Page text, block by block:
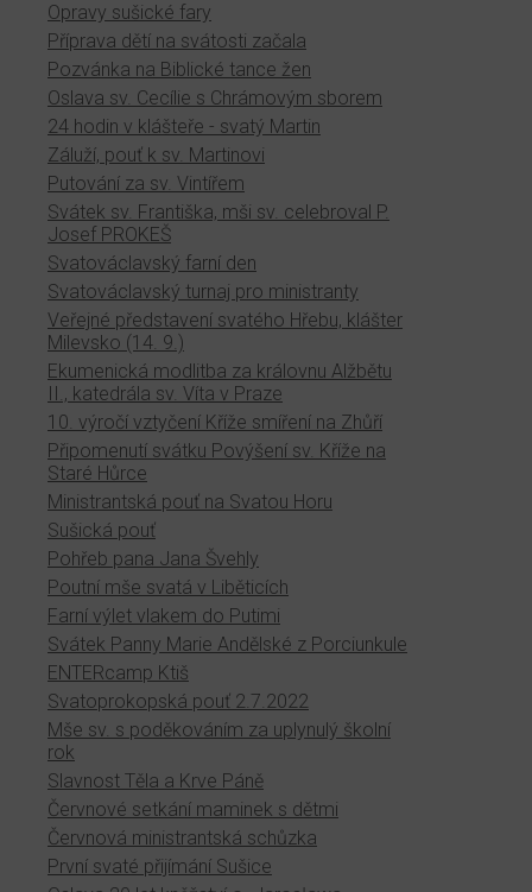
Opravy sušické fary
Příprava dětí na svátosti začala
Pozvánka na Biblické tance žen
Oslava sv. Cecílie s Chrámovým sborem
24 hodin v klášteře - svatý Martin
Záluží, pouť k sv. Martinovi
Putování za sv. Vintířem
Svátek sv. Františka, mši sv. celebroval P.
Josef PROKEŠ
Svatováclavský farní den
Svatováclavský turnaj pro ministranty
Veřejné představení svatého Hřebu, klášter
Milevsko (14. 9.)
Ekumenická modlitba za královnu Alžbětu
II., katedrála sv. Víta v Praze
10. výročí vztyčení Kříže smíření na Zhůří
Připomenutí svátku Povýšení sv. Kříže na
Staré Hůrce
Ministrantská pouť na Svatou Horu
Sušická pouť
Pohřeb pana Jana Švehly
Poutní mše svatá v Liběticích
Farní výlet vlakem do Putimi
Svátek Panny Marie Andělské z Porciunkule
ENTERcamp Ktiš
Svatoprokopská pouť 2.7.2022
Mše sv. s poděkováním za uplynulý školní
rok
Slavnost Těla a Krve Páně
Červnové setkání maminek s dětmi
Červnová ministrantská schůzka
První svaté přijímání Sušice